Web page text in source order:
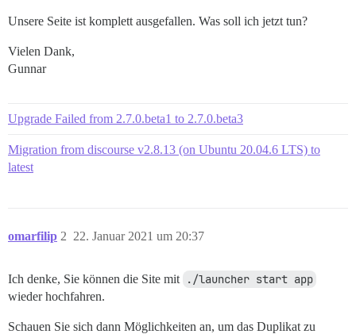
Unsere Seite ist komplett ausgefallen. Was soll ich jetzt tun?
Vielen Dank,
Gunnar
Upgrade Failed from 2.7.0.beta1 to 2.7.0.beta3
Migration from discourse v2.8.13 (on Ubuntu 20.04.6 LTS) to
latest
omarfilip 22. Januar 2021 um 20:37
2
Ich denke, Sie können die Site mit ./launcher start app
wieder hochfahren.
Schauen Sie sich dann Möglichkeiten an, um das Duplikat zu